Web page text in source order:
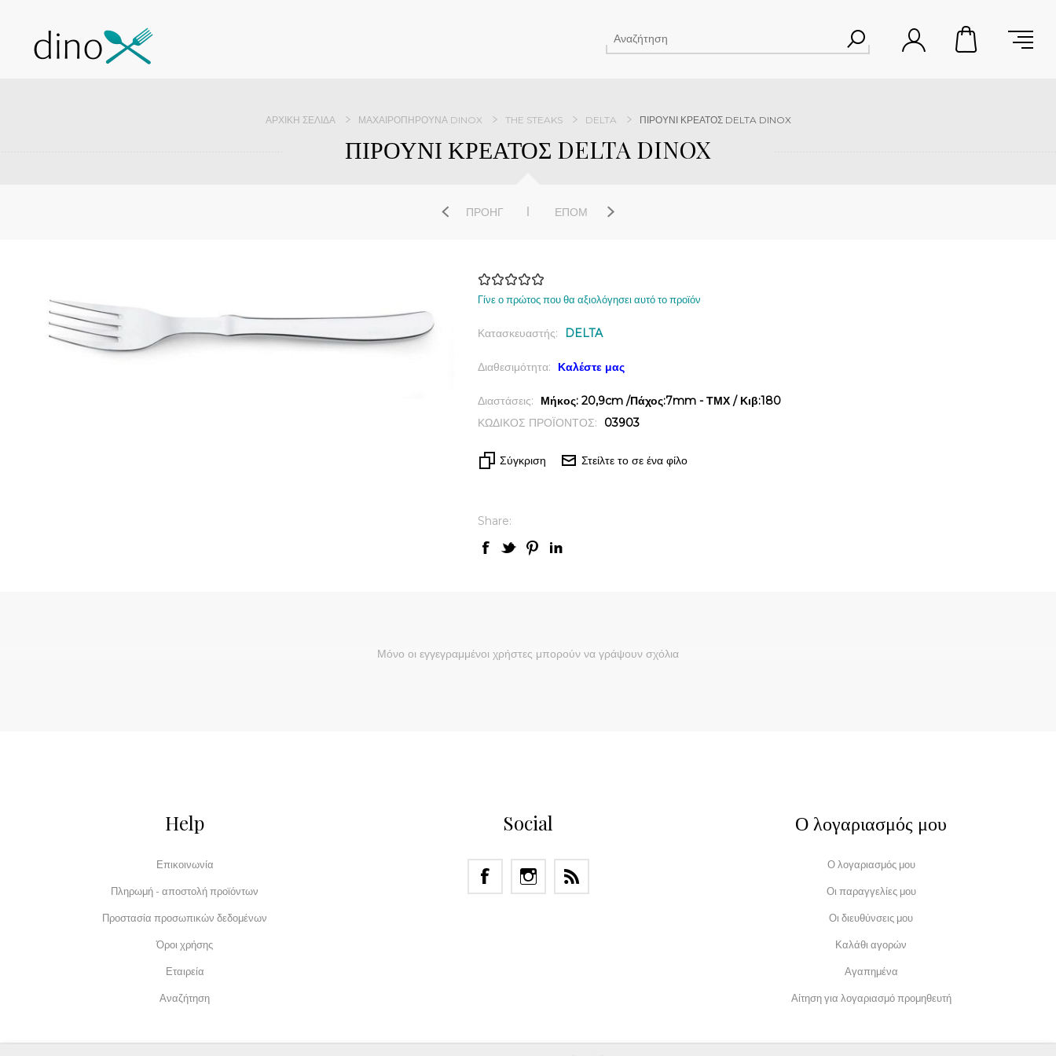
ΑΡΧΙΚΉ ΣΕΛΊΔΑ ΜΑΧΑΙΡΟΠΉΡΟΥΝΑ DINOX THE STEAKS DELTA ΠΙΡΟΥΝΙ ΚΡΕΑΤΟΣ DELTA DINOX
ΠΙΡΟΥΝΙ ΚΡΕΑΤΟΣ DELTA DINOX
ΠΡΟΗΓ ΕΠΌΜ
Γίνε ο πρώτος που θα αξιολόγησει αυτό το προϊόν
Κατασκευαστής: DELTA
Διαθεσιμότητα: Καλέστε μας
Διαστάσεις:
Μήκος: 20,9cm /Πάχος:7mm - ΤΜΧ / Κιβ:180
ΚΩΔΙΚΟΣ ΠΡΟΪΟΝΤΟΣ:
03903
Σύγκριση Στείλτε το σε ένα φίλο
Share:
Μόνο οι εγγεγραμμένοι χρήστες μπορούν να γράψουν σχόλια
Help
Επικοινωνία
Πληρωμή - αποστολή προϊόντων
Προστασία προσωπικών δεδομένων
Όροι χρήσης
Εταιρεία
Αναζήτηση
Social Ο λογαριασμός μου
Ο λογαριασμός μου
Οι παραγγελίες μου
Οι διευθύνσεις μου
Καλάθι αγορών
Αγαπημένα
Αίτηση για λογαριασμό προμηθευτή